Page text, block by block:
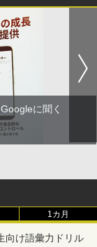
に聞く
1カ月
向け語彙力ドリル